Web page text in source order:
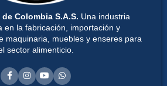
Colombia S.A.S. Una industria
en la fabricación, importación y
maquinaria, muebles y enseres para
sector alimenticio.